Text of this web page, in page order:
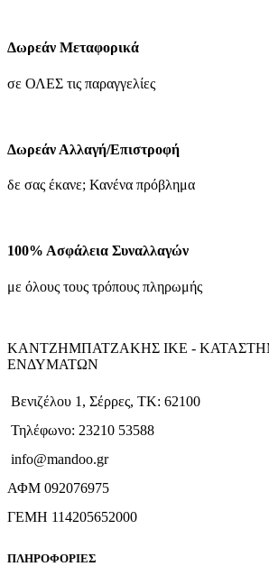
επιλεγούν
στη
του
62.93€.
Δωρεάν Μεταφορικά
σε ΟΛΕΣ τις παραγγελίες
Δωρεάν Αλλαγή/Επιστροφή
δε σας έκανε; Κανένα πρόβλημα
100% Ασφάλεια Συναλλαγών
με όλους τους τρόπους πληρωμής
ΚΑΝΤΖΗΜΠΑΤΖΑΚΗΣ ΙΚΕ -
ΕΝΔΥΜΑΤΩΝ
Βενιζέλου 1, Σέρρες, ΤΚ: 62100
Τηλέφωνο: 23210 53588
info@mandoo.gr
ΑΦΜ 092076975
ΓΕΜΗ 114205652000
ΠΛΗΡΟΦΟΡΙΕΣ